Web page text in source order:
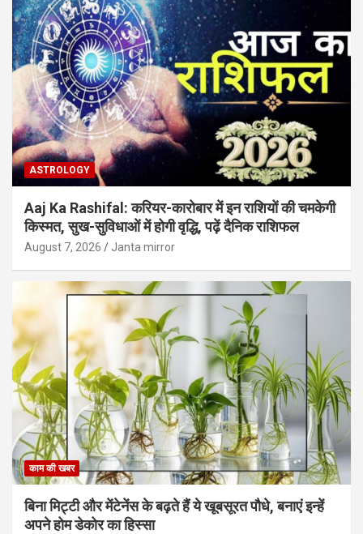
ASTROLOGY
Aaj Ka Rashifal: करियर-कारोबार में इन राशियों की चमकेगी
किस्मत, सुख-सुविधाओं में होगी वृद्धि, पढ़ें दैनिक राशिफल
August 7, 2026 Janta mirror
काम की खबर
बिना मिट्टी और मेंटेनेंस के बढ़ते हैं ये खूबसूरत पौधे, बनाएं इन्‍हें
अपने होम डेकोर का हिस्‍सा